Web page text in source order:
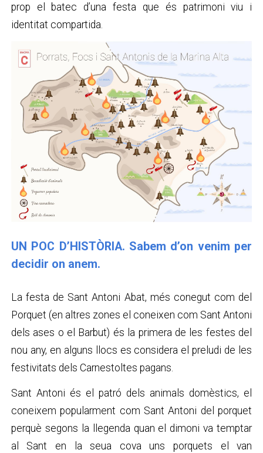
prop el batec d’una festa que és patrimoni viu i
identitat compartida.
UN POC D’HISTÒRIA. Sabem d’on venim per
decidir on anem.
La festa de Sant Antoni Abat, més conegut com del
Porquet (en altres zones el coneixen com Sant Antoni
dels ases o el Barbut) és la primera de les festes del
nou any, en alguns llocs es considera el preludi de les
festivitats dels Carnestoltes pagans.
Sant Antoni és el patró dels animals domèstics, el
coneixem popularment com Sant Antoni del porquet
perquè segons la llegenda quan el dimoni va temptar
al Sant en la seua cova uns porquets el van